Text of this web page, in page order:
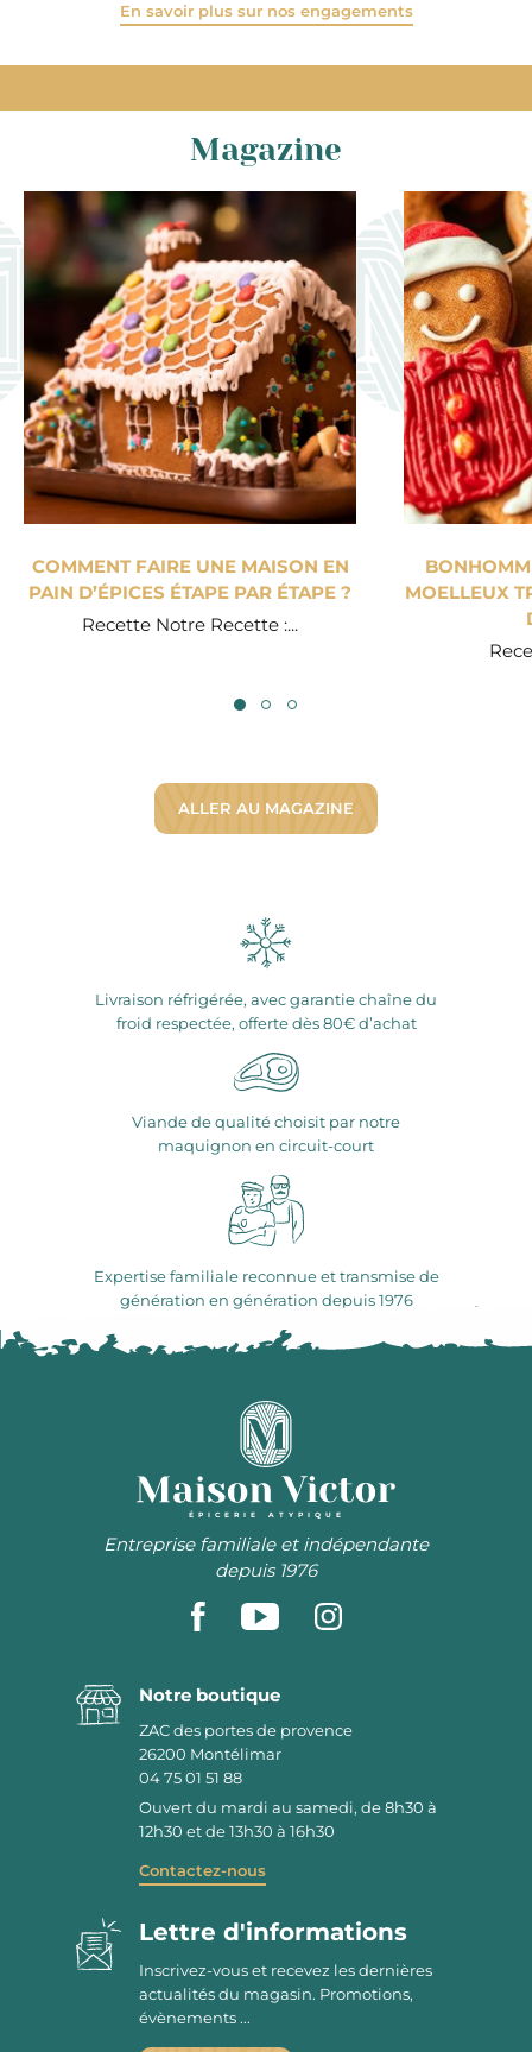
En savoir plus sur nos engagements
Magazine
COMMENT FAIRE UNE MAISON EN
PAIN D’ÉPICES ÉTAPE PAR ÉTAPE ?
Recette Notre Recette :...
MOELLEUX
ALLER AU MAGAZINE
Livraison réfrigérée, avec garantie chaîne du
froid respectée, offerte dès 80€ d’achat
Viande de qualité choisit par notre
maquignon en circuit-court
Expertise familiale reconnue et transmise de
génération en génération depuis 1976
ÉPICERIE ATYPIQUE
Entreprise familiale et indépendante
depuis 1976
Notre boutique
ZAC des portes de provence
26200 Montélimar
04 75 01 51 88
Ouvert du mardi au samedi, de 8h30 à
12h30 et de 13h30 à 16h30
Contactez-nous
Lettre d'informations
Inscrivez-vous et recevez les dernières
actualités du magasin. Promotions,
évènements ...